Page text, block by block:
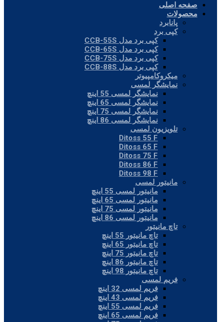
صفحه اصلی
محصولات
پانابرد
کپی برد
کپی برد مدل CCB-55S
کپی برد مدل CCB-65S
کپی برد مدل CCB-75S
کپی برد مدل CCB-88S
میکروکامپیوتر
نمایشگر لمسی
نمایشگر لمسی 55 اینچ
نمایشگر لمسی 65 اینچ
نمایشگر لمسی 75 اینچ
نمایشگر لمسی 86 اینچ
تلویزیون لمسی
Ditoss 55 F
Ditoss 65 F
Ditoss 75 F
Ditoss 86 F
Ditoss 98 F
مانیتور لمسی
مانیتور لمسی 55 اینچ
مانیتور لمسی 65 اینچ
مانیتور لمسی 75 اینچ
مانیتور لمسی 86 اینچ
تاچ مانیتور
تاچ مانیتور 55 اینچ
تاچ مانیتور 65 اینچ
تاچ مانیتور 75 اینچ
تاچ مانیتور 86 اینچ
تاچ مانیتور 98 اینچ
فریم لمسی
فریم لمسی 32 اینچ
فریم لمسی 43 اینچ
فریم لمسی 55 اینچ
فریم لمسی 65 اینچ